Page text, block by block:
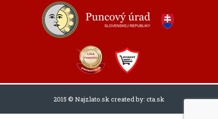
2015 © Najzlato.sk created by: cta.sk